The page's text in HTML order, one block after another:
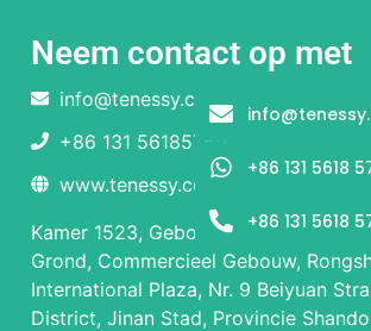
Neem contact op met
info@tenessy.com
+86 131 56185750
www.tenessy.com
Kamer 1523, Gebouw 1 en Gebouw
Grond, Commercieel Gebouw,
International Plaza, Nr. 9 Beiyuan
District, Jinan Stad, Provincie
+86 131 5618
+86 131 5618